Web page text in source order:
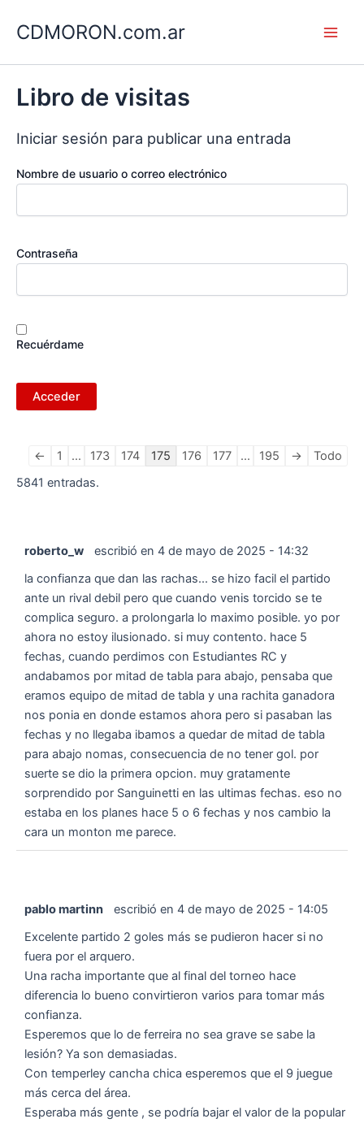
CDMORON.com.ar
Libro de visitas
Iniciar sesión para publicar una entrada
Nombre de usuario o correo electrónico
Contraseña
Recuérdame
Navegación
en
libros
visitas
← 1 ... 173 174 175 176 177 ... 195 →
Todo
5841 entradas.
roberto_w escribió en 4 de mayo de 2025 - 14:32
la confianza que dan las rachas... se hizo facil el partido
ante un rival debil pero que cuando venis torcido se te
complica seguro. a prolongarla lo maximo posible. yo por
ahora no estoy ilusionado. si muy contento. hace 5
fechas, cuando perdimos con Estudiantes RC y
andabamos por mitad de tabla para abajo, pensaba que
eramos equipo de mitad de tabla y una rachita ganadora
nos ponia en donde estamos ahora pero si pasaban las
fechas y no llegaba ibamos a quedar de mitad de tabla
para abajo nomas, consecuencia de no tener gol. por
suerte se dio la primera opcion. muy gratamente
sorprendido por Sanguinetti en las ultimas fechas. eso no
estaba en los planes hace 5 o 6 fechas y nos cambio la
cara un monton me parece.
pablo martinn escribió en 4 de mayo de 2025 - 14:05
Excelente partido 2 goles más se pudieron hacer si no
fuera por el arquero.
Una racha importante que al final del torneo hace
diferencia lo bueno convirtieron varios para tomar más
confianza.
Esperemos que lo de ferreira no sea grave se sabe la
lesión? Ya son demasiadas.
Con temperley cancha chica esperemos que el 9 juegue
más cerca del área.
Esperaba más gente , se podría bajar el valor de la popular